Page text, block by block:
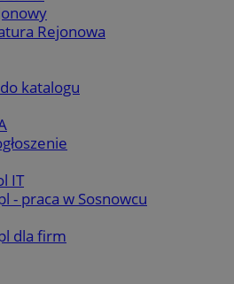
Rejonowa
katalogu
IT
- praca w Sosnowcu
dla firm